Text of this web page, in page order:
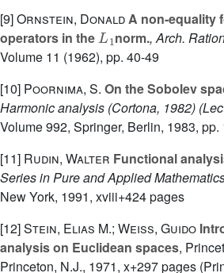
[9]Ornstein, DonaldA non-equality
operators in the
L1
norm., Arch.
Volume 11 (1962), pp. 40-49
[10] Poornima, S. On the Sobolev
Harmonic analysis (Cortona, 1982)
Volume 992, Springer, Berlin, 1983, pp.
[11] Rudin, Walter Functional
Series in Pure and Applied
New York, 1991, xviii+424 pages
[12]Stein, Elias M.; Weiss, Guido
analysis on Euclidean spaces,
Princeton, N.J., 1971, x+297 pages